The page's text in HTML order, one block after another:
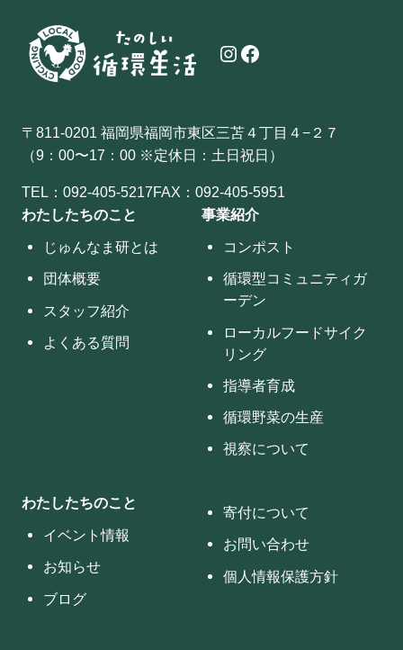
Instagram Facebook
〒811-0201 福岡県福岡市東区三苫４丁目４−２７
（9：00〜17：00 ※定休日：土日祝日）
TEL：092-405-5217FAX：092-405-5951
わたしたちのこと
じゅんなま研とは
団体概要
スタッフ紹介
よくある質問
事業紹介
コンポスト
循環型コミュニティガ
ーデン
ローカルフードサイク
リング
指導者育成
循環野菜の生産
視察について
わたしたちのこと
イベント情報
お知らせ
ブログ
寄付について
お問い合わせ
個人情報保護方針